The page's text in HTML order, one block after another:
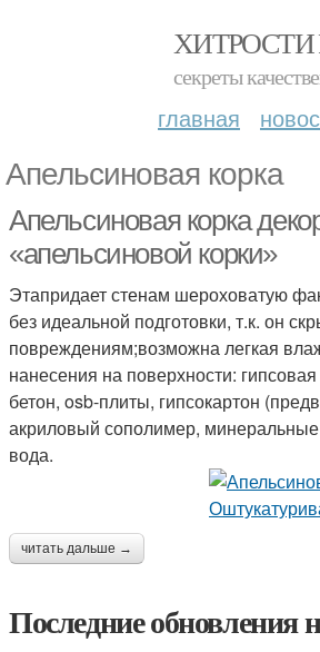
секреты
главная
Апельсиновая корка
Апельсиновая корка
«апельсиновой корки»
Этапридает стенам шероховатую
без идеальной подготовки, т.к. он
повреждениям;возможна легкая
нанесения на поверхности:
бетон, osb-плиты, гипсокартон
акриловый сополимер,
вода.
читать дальше →
Последние обновления